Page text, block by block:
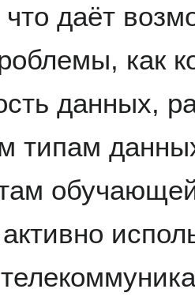
даёт
как
данных,
типам